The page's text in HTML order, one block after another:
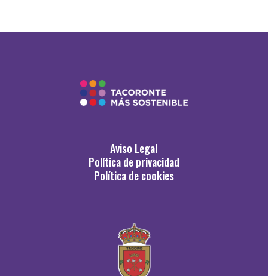
Aviso Legal
Política de privacidad
Política de cookies